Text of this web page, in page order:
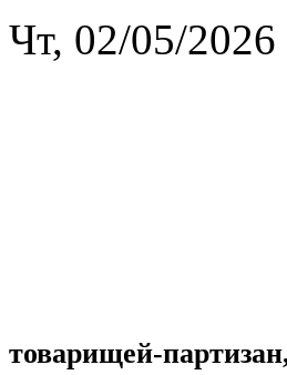
Чт, 02/05/
товарищей-